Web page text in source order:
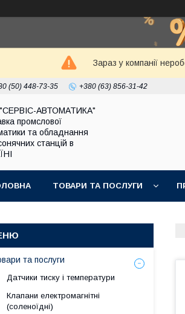
Зараз у компанії
(50) 448-73-35 +380 (63) 856-31-42
АВТОМАТИКА"
промслової
та обладнання
станцій в
ТОВАРИ ТА ПОСЛУГИ
та послуги
Датчики тиску і температури
Клапани електромагнітні
(соленоїдні)